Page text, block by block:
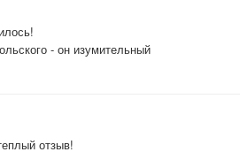
- он изумительный
отзыв!